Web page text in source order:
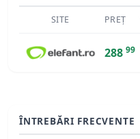
SITE PREȚ
288 99
ÎNTREBĂRI FRECVENTE